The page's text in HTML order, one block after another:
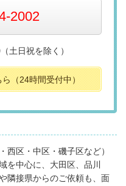
2002
土日祝を除く）
（24時間受付中）
西区・中区・磯子区など）
を中心に、大田区、品川
隣接県からのご依頼も、面